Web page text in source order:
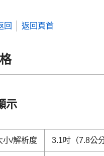
回 返回頁首
示
小/解析度 3.1吋（7.8公